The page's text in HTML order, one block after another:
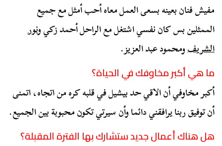
مفيش فنان بعينه بسعى العمل معاه أحب أمثل مع جميع
الممثلين بس كان نفسي اشتغل مع الراحل أحمد زكي ونور
الشريفومحمود عبد العزيز.
ما هي أكبر مخاوفك في الحياة؟
أكبر مخاوفي أن الاقي حد بيشيل في قلبه كره من اتجاه، اتمنى
أن توفيق ربنا يرافقني دائما وأن سيرتي تكون محبوبة بين الجميع.
هل هناك أعمال جديد ستشارك بها الفترة المقبلة؟